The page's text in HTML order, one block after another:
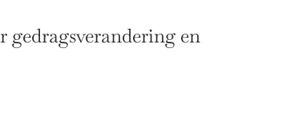
gedragsverandering en